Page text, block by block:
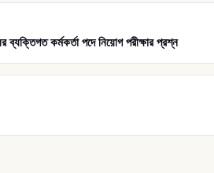
ব্যক্তিগত কর্মকর্তা পদে নিয়োগ পরীক্ষার প্রশ্ন